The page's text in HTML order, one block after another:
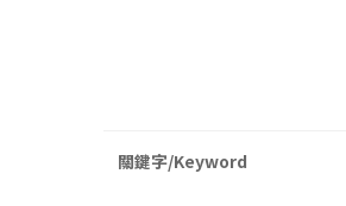
關鍵字/Keyword